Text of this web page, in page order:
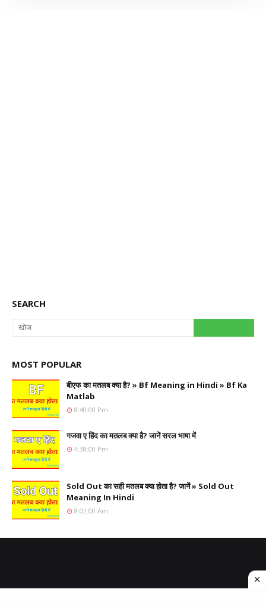
SEARCH
MOST POPULAR
बीएफ का मतलब क्या है? » Bf Meaning in Hindi » Bf Ka
Matlab
8:40:00 Pm
गजवा ए हिंद का मतलब क्या है? जानें सरल भाषा में
4:38:00 Pm
Sold Out का सही मतलब क्या होता है? जानें » Sold Out
Meaning In Hindi
8:02:00 Am